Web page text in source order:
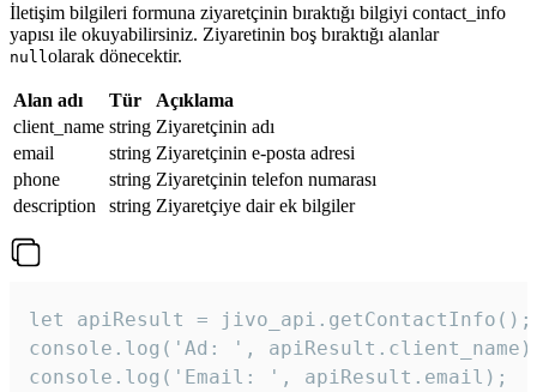
İletişim bilgileri formuna ziyaretçinin bıraktığı bilgiyi contact_info
yapısı ile okuyabilirsiniz. Ziyaretinin boş bıraktığı alanlar
null olarak dönecektir.
Alan adı Tür
Açıklama
client_name string Ziyaretçinin adı
email
string Ziyaretçinin e-posta adresi
phone
string Ziyaretçinin telefon numarası
description
string Ziyaretçiye dair ek bilgiler
let apiResult = jivo_api.getContactInfo();
console.log('Ad: ',
console.log('Email: ', apiResult.email);